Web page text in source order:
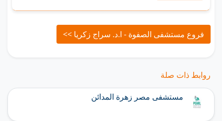
فروع مستشفى الصفوة - ا.د. سراج زكريا >>
روابط ذات صلة
مستشفى مصر زهرة المدائن